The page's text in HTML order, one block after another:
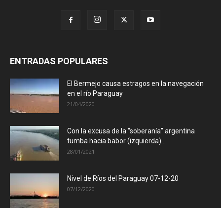
ENTRADAS POPULARES
El Bermejo causa estragos en la navegación
en el río Paraguay
21/04/2020
Con la excusa de la “soberanía” argentina
tumba hacia babor (izquierda)...
28/01/2021
Nivel de Ríos del Paraguay 07-12-20
07/12/2020